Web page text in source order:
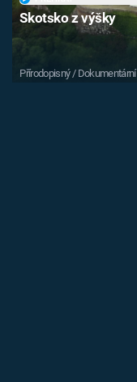
Skotsko z výšky
Přírodopisný / Dokumentární